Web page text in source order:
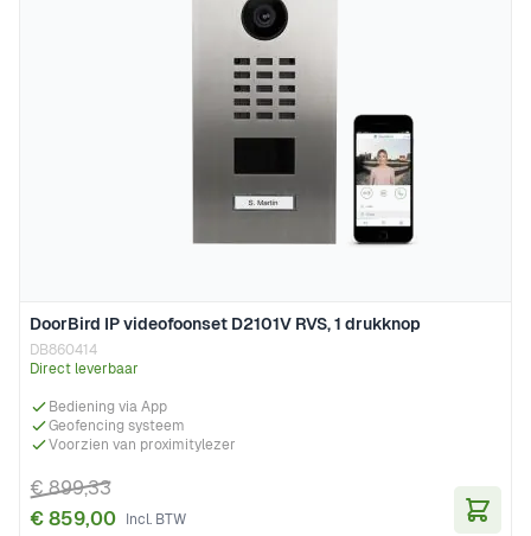
DoorBird IP videofoonset D2101V RVS, 1 drukknop
DB860414
Direct leverbaar
Bediening via App
Geofencing systeem
Voorzien van proximitylezer
€ 859,00
€ 899,33